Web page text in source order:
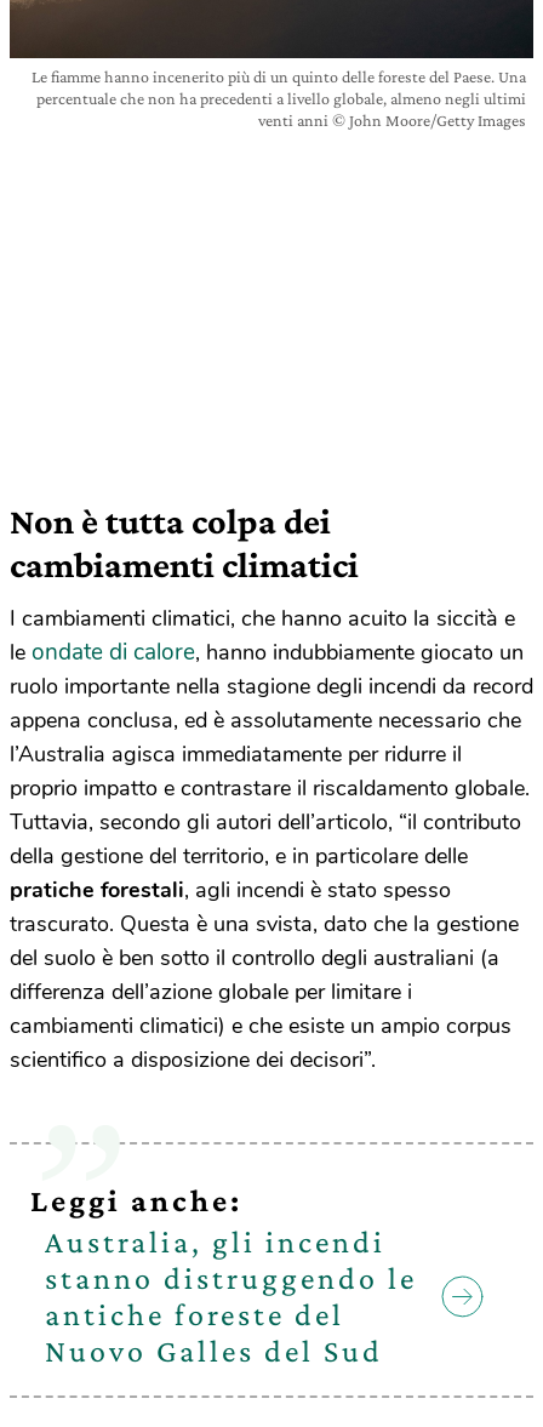
Le fiamme hanno incenerito più di un quinto delle foreste del Paese. Una
percentuale che non ha precedenti a livello globale, almeno negli ultimi
venti anni © John Moore/Getty Images
Non è tutta colpa dei
cambiamenti climatici
I cambiamenti climatici, che hanno acuito la siccità e
le ondate di calore, hanno indubbiamente giocato un
ruolo importante nella stagione degli incendi da record
appena conclusa, ed è assolutamente necessario che
l’Australia agisca immediatamente per ridurre il
proprio impatto e contrastare il riscaldamento globale.
Tuttavia, secondo gli autori dell’articolo, “il contributo
della gestione del territorio, e in particolare delle
pratiche forestali, agli incendi è stato spesso
trascurato. Questa è una svista, dato che la gestione
del suolo è ben sotto il controllo degli australiani (a
differenza dell’azione globale per limitare i
cambiamenti climatici) e che esiste un ampio corpus
scientifico a disposizione dei decisori”.
Leggi anche:
Australia, gli incendi
stanno distruggendo le
antiche foreste del
Nuovo Galles del Sud